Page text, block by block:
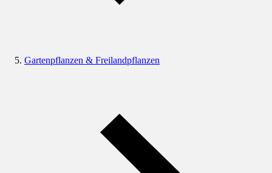
Gartenpflanzen & Freilandpflanzen